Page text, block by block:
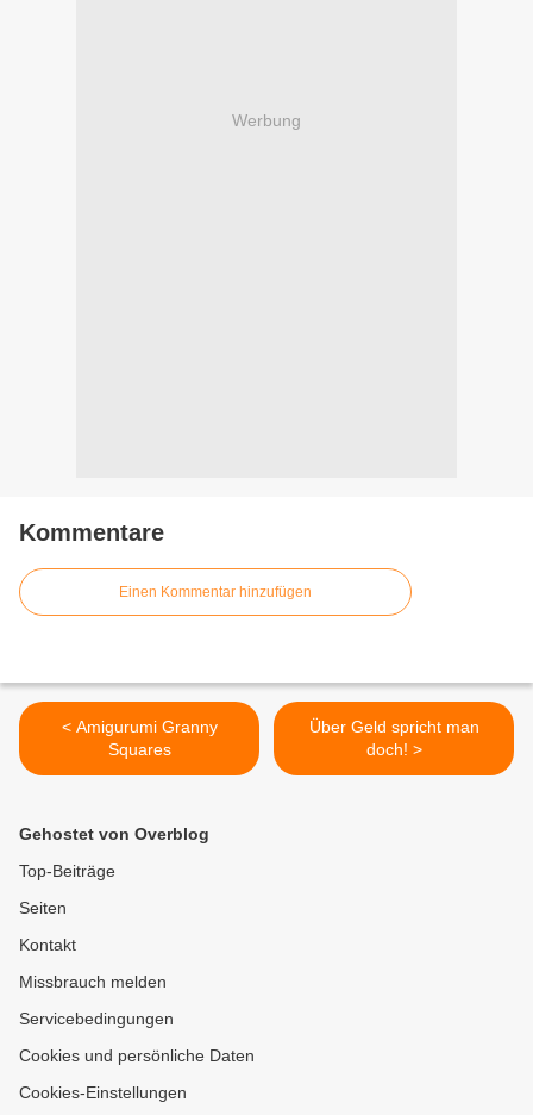
Werbung
Kommentare
Einen Kommentar hinzufügen
< Amigurumi Granny
Squares
Über Geld spricht man
doch! >
Gehostet von Overblog
Top-Beiträge
Seiten
Kontakt
Missbrauch melden
Servicebedingungen
Cookies und persönliche Daten
Cookies-Einstellungen